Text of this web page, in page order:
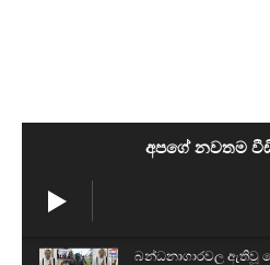
අපගේ නවතම
බන්ධනාගාරවල ඇතිවූ